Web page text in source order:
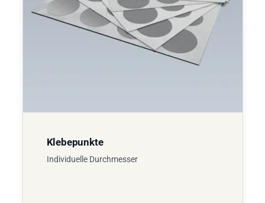
Klebepunkte
Individuelle Durchmesser